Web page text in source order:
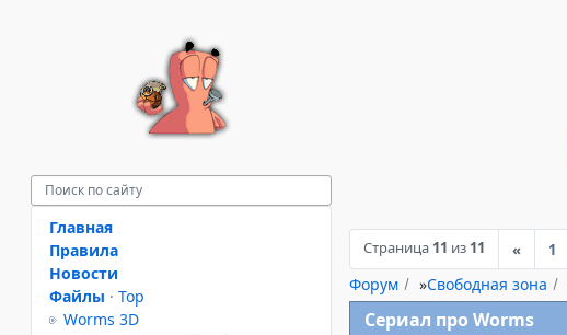
Страница 11 из 11 « 1
Форум »Свободная зона
Сериал про Worms
Главная
Правила
Новости
Файлы · Top
Worms 3D